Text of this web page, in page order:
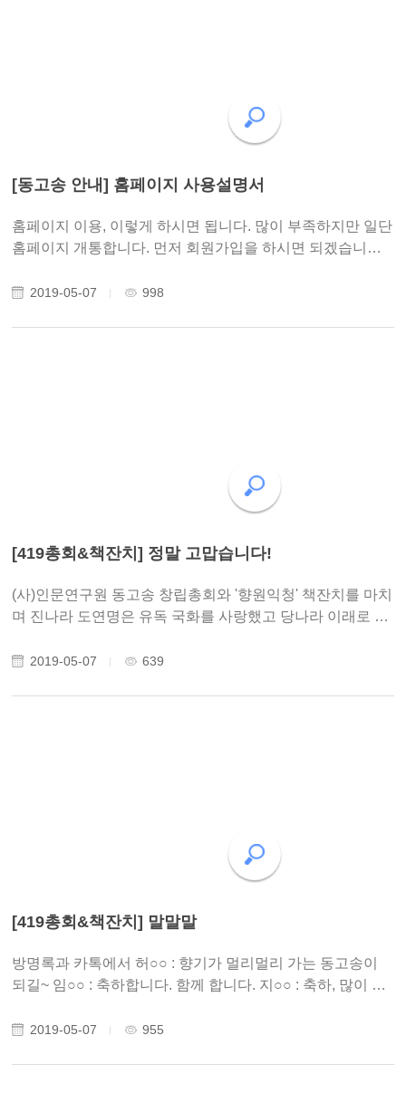
[동고송 안내] 홈페이지 사용설명서
홈페이지 이용, 이렇게 하시면 됩니다. 많이 부족하지만 일단
홈페이지 개통합니다. 먼저 회원가입을 하시면 되겠습니다.
아닙니다) '글쓴이' 권한을 부여받으면 모든 메뉴에 글을 게
2019-05-07 998
[419총회&책잔치] 정말 고맙습니다!
(사)인문연구원 동고송 창립총회와 '향원익청' 책잔치를 마치
며 진나라 도연명은 유독 국화를 사랑했고 당나라 이래로 세
한 주돈이는 군자의 덕을 '향원익청'으로 그려냈습니다. 봄밤
2019-05-07 639
[419총회&책잔치] 말말말
방명록과 카톡에서 허○○ : 향기가 멀리멀리 가는 동고송이
되길~ 임○○ : 축하합니다. 함께 합니다. 지○○ : 축하, 많이 축
럼 따뜻한 곳이길 강○○ : 와! 좋다!! 이 ○ : 축! 멀리까지 향기
2019-05-07 955